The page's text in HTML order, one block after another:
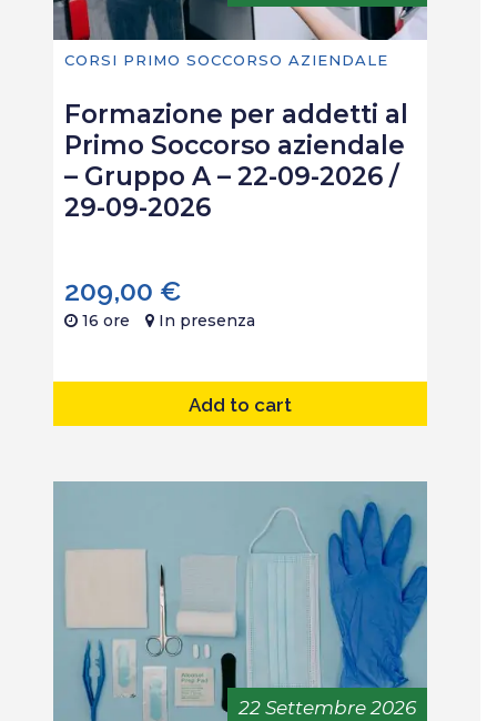
CORSI PRIMO SOCCORSO AZIENDALE
Formazione per addetti al
Primo Soccorso aziendale
– Gruppo A – 22-09-2026 /
29-09-2026
209,00 €
16 ore In presenza
Add to cart
22 Settembre 2026